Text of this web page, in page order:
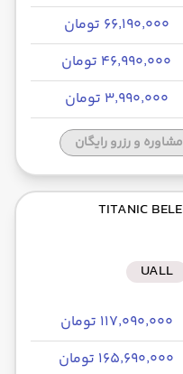
۶۶٬۱۹۰٬۰۰۰ تومان
۴۶٬۹۹۰٬۰۰۰ تومان
۳٬۹۹۰٬۰۰۰ تومان
مشاوره و رزرو رایگان
UALL
۱۱۷٬۰۹۰٬۰۰۰ تومان
۱۶۵٬۶۹۰٬۰۰۰ تومان